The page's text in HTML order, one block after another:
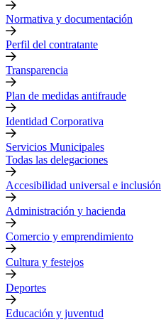
Normativa y documentación
Perfil del contratante
Transparencia
Plan de medidas antifraude
Identidad Corporativa
Servicios Municipales
Todas las delegaciones
Accesibilidad universal e inclusión
Administración y hacienda
Comercio y emprendimiento
Cultura y festejos
Deportes
Educación y juventud